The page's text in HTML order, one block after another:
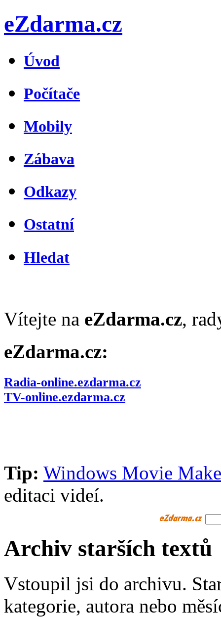
eZdarma.cz
Úvod
Počítače
Mobily
Zábava
Odkazy
Ostatní
Hledat
Vítejte na eZdarma.cz,
eZdarma.cz:
Radia-online.ezdarma.cz
TV-online.ezdarma.cz
Tip: Windows Movie
editaci videí.
Archiv starších textů
Vstoupil jsi do archivu.
kategorie, autora nebo